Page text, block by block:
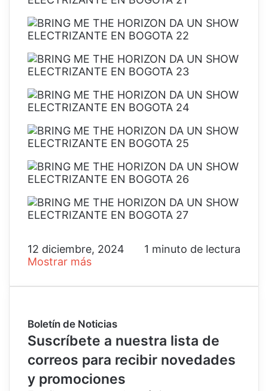
12 diciembre, 2024
1 minuto de lectura
Mostrar más
Boletín de Noticias
Suscríbete a nuestra lista de
correos para recibir novedades
y promociones